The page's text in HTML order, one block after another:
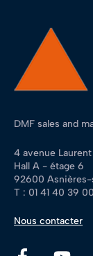
DMF sales and
4 avenue
Hall A - étage 6
92600
T : 01 41 40 39 00
Nous contacter